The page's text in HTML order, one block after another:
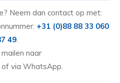
Neem dan contact op met:
+31 (0)88 88 33 060
49.
naar
of via WhatsApp.